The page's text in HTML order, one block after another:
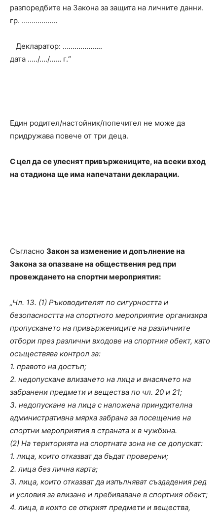
разпоредбите на Закона за защита на личните данни.
гр. ………………
Декларатор: ………………..
дата …../…./…… г.“
Един родител/настойник/попечител не може да
придружава повече от три деца.
С цел да се улеснят привържениците, на всеки вход
на стадиона ще има напечатани декларации.
Съгласно Закон за изменение и допълнение на
Закона за опазване на обществения ред при
провеждането на спортни мероприятия:
„Чл. 13. (1) Ръководителят по сигурността и
безопасността на спортното мероприятие организира
пропускането на привържениците на различните
отбори през различни входове на спортния обект, като
осъществява контрол за:
1. правото на достъп;
2. недопускане влизането на лица и внасянето на
забранени предмети и вещества по чл. 20 и 21;
3. недопускане на лица с наложена принудителна
административна мярка забрана за посещение на
спортни мероприятия в страната и в чужбина.
(2) На територията на спортната зона не се допускат:
1. лица, които отказват да бъдат проверени;
2. лица без лична карта;
3. лица, които отказват да изпълняват създадения ред
и условия за влизане и пребиваване в спортния обект;
4. лица, в които се открият предмети и вещества,